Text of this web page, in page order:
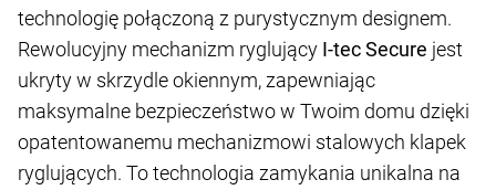
technologię połączoną z purystycznym designem.
Rewolucyjny mechanizm ryglujący I-tec Secure jest
ukryty w skrzydle okiennym, zapewniając
maksymalne bezpieczeństwo w Twoim domu dzięki
opatentowanemu mechanizmowi stalowych klapek
ryglujących. To technologia zamykania unikalna na